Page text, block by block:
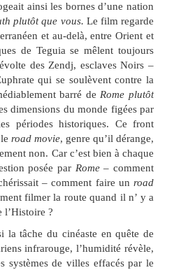
ainsi les bornes d’une nation
plutôt que vous. Le filmregarde
et au-delà, entre Orient et
de Teguia se mêlent toujours
des Zendj, esclaves Noirs –
qui se soulèvent contre la
barré de Rome plutôt
dimensions du monde figées par
périodes historiques. Ce front
road movie, genre qu’il dérange,
non. Car c’est bien à chaque
posée par Rome– comment
– comment faire unroad
filmer la route quand il n’ y a
l’Histoire ?
la tâche du cinéaste en quête de
infrarouge, l’humidité révèle,
systèmes de villes effacés par le